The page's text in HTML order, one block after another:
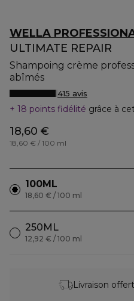
WELLA
ULTIMATE REPAIR
Shampoing crème
abîmés
415 avis
18 points fidélité grâce à
18,60 €
18,60 € / 100 ml
100ML
18,60 € / 100 ml
250ML
12,92 € / 100 ml
Livraison